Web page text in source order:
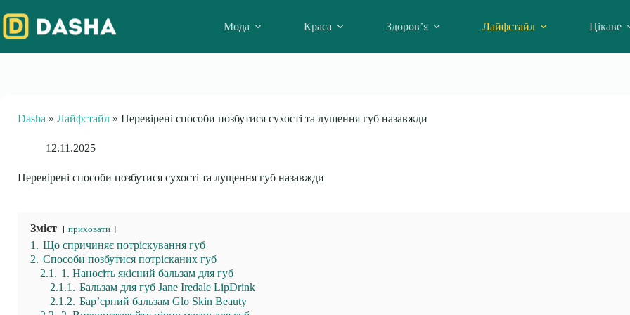
to
content
Мода Краса Здоров’я Лайфстайл Цікаве
Dasha » Лайфстайл » Перевірені способи позбутися сухості та лущення губ назавжди
12.11.2025
Перевірені способи позбутися сухості та лущення губ назавжди
Зміст приховати
1. Що спричиняє потріскування губ
2. Способи позбутися потрісканих губ
2.1. 1. Наносіть якісний бальзам для губ
2.1.1. Бальзам для губ Jane Iredale LipDrink
2.1.2. Бар’єрний бальзам Glo Skin Beauty